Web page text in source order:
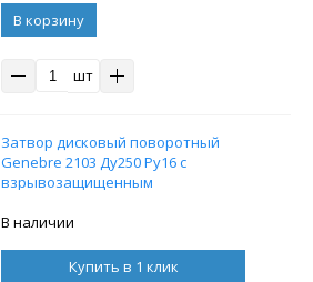
В корзину
шт
Затвор дисковый поворотный
Genebre 2103 Ду250 Ру16 с
взрывозащищенным
380В
В наличии
Купить в 1 клик